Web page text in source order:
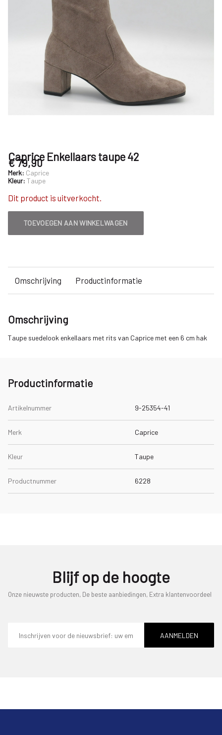
Caprice Enkellaars taupe 42
€ 79,90
Merk: Caprice
Kleur: Taupe
Dit product is uitverkocht.
TOEVOEGEN AAN WINKELWAGEN
Omschrijving Productinformatie
Omschrijving
Taupe suedelook enkellaars met rits van Caprice met een 6 cm hak
Productinformatie
Artikelnummer 9-25354-41
Merk Caprice
Kleur Taupe
Productnummer 6228
Blijf op de hoogte
Onze nieuwste producten, De beste aanbiedingen, Extra klantenvoordeel
mailadres
AANMELDEN